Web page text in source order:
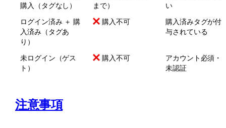
購入（タグなし）
で）
い
ログイン済み ＋ 購
入済み（タグあ
り）
購入不可
購入済みタグが付
与されている
未ログイン（ゲス
ト）
購入不可
アカウント必須・
未認証
注意事項